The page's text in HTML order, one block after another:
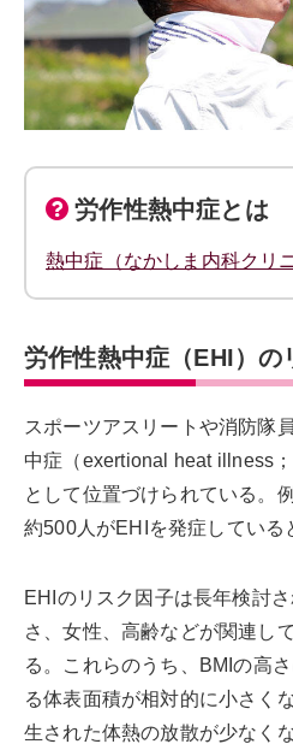
労作性熱中症とは
熱中症（なかしま内科クリ
労作性熱中症（EHI）の
スポーツアスリートや消防隊
中症（exertional heat illness
として位置づけられている。
約500人がEHIを発症している
EHIのリスク因子は長年検討
さ、女性、高齢などが関連し
る。これらのうち、BMIの高
る体表面積が相対的に小さく
生された体熱の放散が少なく